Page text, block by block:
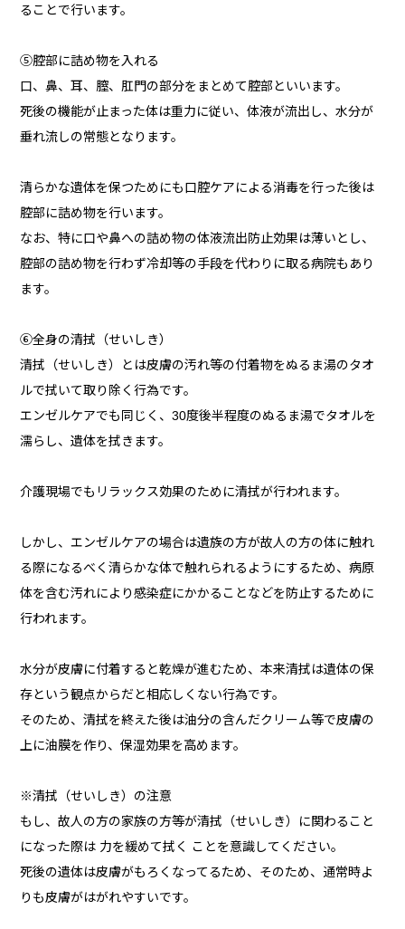
ることで行います。
⑤腔部に詰め物を入れる
口、鼻、耳、膣、肛門の部分をまとめて腔部といいます。
死後の機能が止まった体は重力に従い、体液が流出し、水分が
垂れ流しの常態となります。
清らかな遺体を保つためにも口腔ケアによる消毒を行った後は
腔部に詰め物を行います。
なお、特に口や鼻への詰め物の体液流出防止効果は薄いとし、
腔部の詰め物を行わず冷却等の手段を代わりに取る病院もあり
ます。
⑥全身の清拭（せいしき）
清拭（せいしき）とは皮膚の汚れ等の付着物をぬるま湯のタオ
ルで拭いて取り除く行為です。
エンゼルケアでも同じく、30度後半程度のぬるま湯でタオルを
濡らし、遺体を拭きます。
介護現場でもリラックス効果のために清拭が行われます。
しかし、エンゼルケアの場合は遺族の方が故人の方の体に触れ
る際になるべく清らかな体で触れられるようにするため、病原
体を含む汚れにより感染症にかかることなどを防止するために
行われます。
水分が皮膚に付着すると乾燥が進むため、本来清拭は遺体の保
存という観点からだと相応しくない行為です。
そのため、清拭を終えた後は油分の含んだクリーム等で皮膚の
上に油膜を作り、保湿効果を高めます。
※清拭（せいしき）の注意
もし、故人の方の家族の方等が清拭（せいしき）に関わること
になった際は 力を緩めて拭く ことを意識してください。
死後の遺体は皮膚がもろくなってるため、そのため、通常時よ
りも皮膚がはがれやすいです。